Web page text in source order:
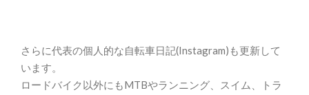
さらに代表の個人的な自転車日記(Instagram)も更新して
います。
ロードバイク以外にもMTBやランニング、スイム、トラ